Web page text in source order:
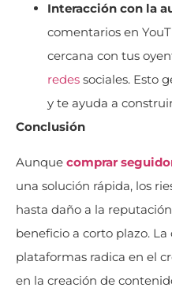
Interacción con la
comentarios en
cercana con tus
redes sociales. Esto
y te ayuda a
Conclusión
Aunque comprar
una solución rápida, los
hasta daño a la
beneficio a corto plazo.
plataformas radica en el
en la creación de